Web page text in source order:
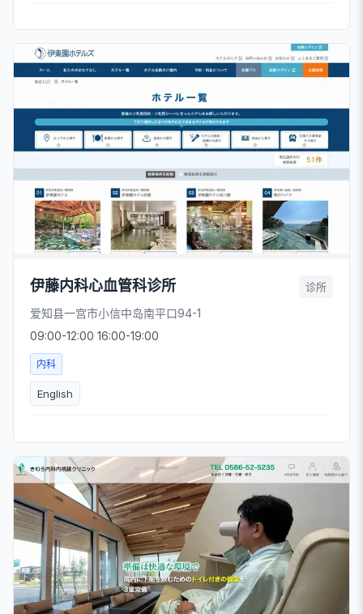
伊藤内科心血管科诊所 诊所
爱知县一宫市小信中岛南平口94-1
09:00-12:00 16:00-19:00
内科
English